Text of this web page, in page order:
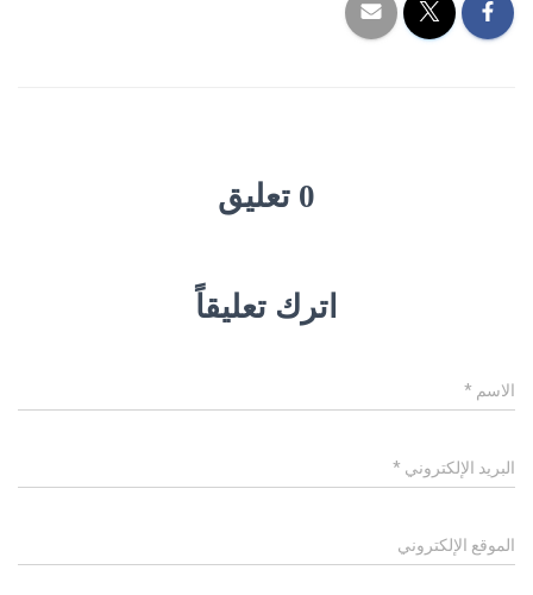
0 تعليق
اترك تعليقاً
الاسم *
البريد الإلكتروني *
الموقع الإلكتروني